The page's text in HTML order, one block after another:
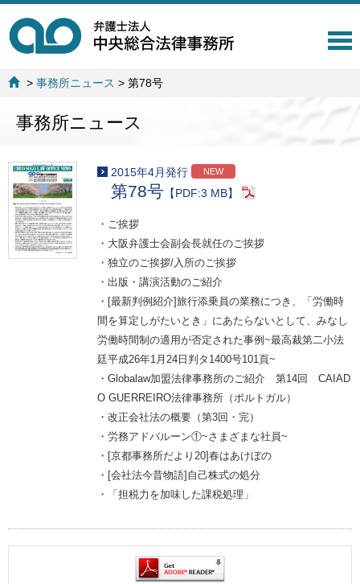
T
>事務所ニュース >第78号
事務所ニュース
2015年4月発行 NEW
第78号 【PDF:3 MB】
・ご挨拶
・大阪弁護士会副会長就任のご挨拶
・独立のご挨拶/入所のご挨拶
・出版・講演活動のご紹介
・[最新判例紹介]旅行添乗員の業務につき、「労働時
間を算定しがたいとき」にあたらないとして、みなし
労働時間制の適用が否定された事例~最高裁第二小法
廷平成26年1月24日判タ1400号101頁~
・Globalaw加盟法律事務所のご紹介 第14回 CAIAD
O GUERREIRO法律事務所（ポルトガル）
・改正会社法の概要（第3回・完）
・労務アドバルーン①~さまざまな社員~
・[京都事務所だより20]春はあけぼの
・[会社法今昔物語]自己株式の処分
・「担税力を加味した課税処理」